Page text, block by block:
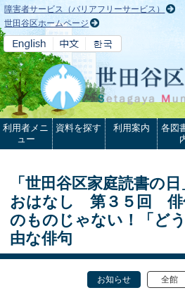
本文へ
障害者サービス（バリアフリーサービス）
世田谷区ホームページ
利用者メニ
ュー
資料を探す 利用案内
各図
「世田谷区家庭読書の
おはなし 第３５回 俳
のものじゃない！「ど
由な俳句
お知らせ 全館